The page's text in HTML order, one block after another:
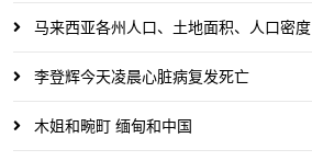
马来西亚各州人口、土地面积、人口密度
李登辉今天凌晨心脏病复发死亡
木姐和畹町 缅甸和中国